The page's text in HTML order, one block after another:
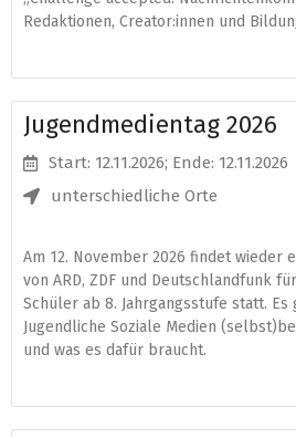
Redaktionen, Creator:innen und
Jugendmedientag 2026
Start: 12.11.2026; Ende: 12.11.2026
unterschiedliche Orte
Am 12. November 2026 findet wieder
von ARD, ZDF und Deutschlandfunk
Schüler ab 8. Jahrgangsstufe statt. Es
Jugendliche Soziale Medien
und was es dafür braucht.